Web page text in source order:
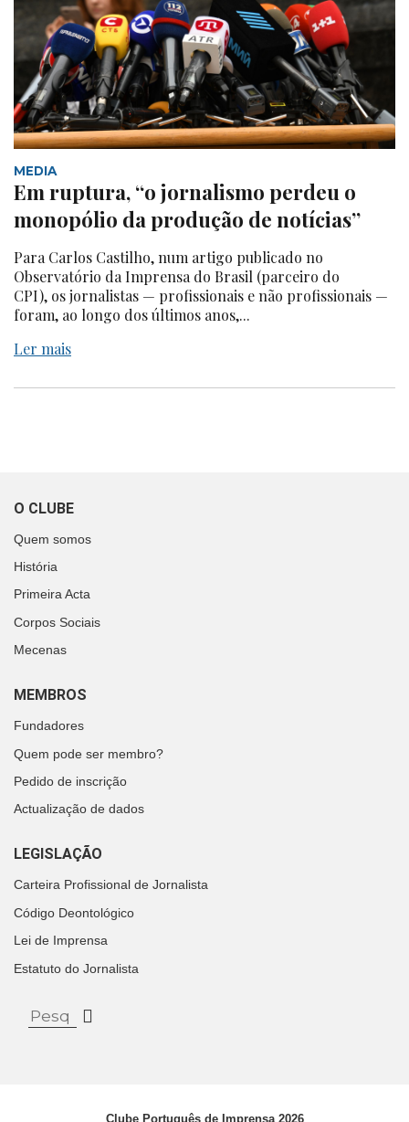
MEDIA
Em ruptura, “o jornalismo perdeu o
monopólio da produção de notícias”
Para Carlos Castilho, num artigo publicado no
Observatório da Imprensa do Brasil (parceiro do
CPI), os jornalistas — profissionais e não profissionais —
foram, ao longo dos últimos anos,...
Ler mais
O CLUBE
Quem somos
História
Primeira Acta
Corpos Sociais
Mecenas
MEMBROS
Fundadores
Quem pode ser membro?
Pedido de inscrição
Actualização de dados
LEGISLAÇÃO
Carteira Profissional de Jornalista
Código Deontológico
Lei de Imprensa
Estatuto do Jornalista
Clube Português de Imprensa 2026